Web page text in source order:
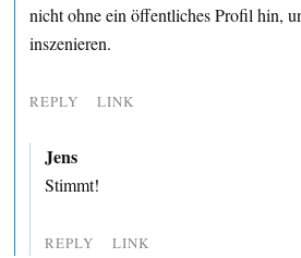
nicht ohne ein öffentliches Profil hin,
inszenieren.
REPLY LINK
Jens
Stimmt!
REPLY LINK